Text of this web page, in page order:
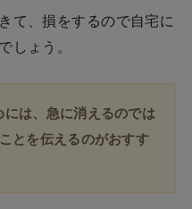
て、損をするので自宅に
しょう。
は、急に消えるのでは
とを伝えるのがおすす